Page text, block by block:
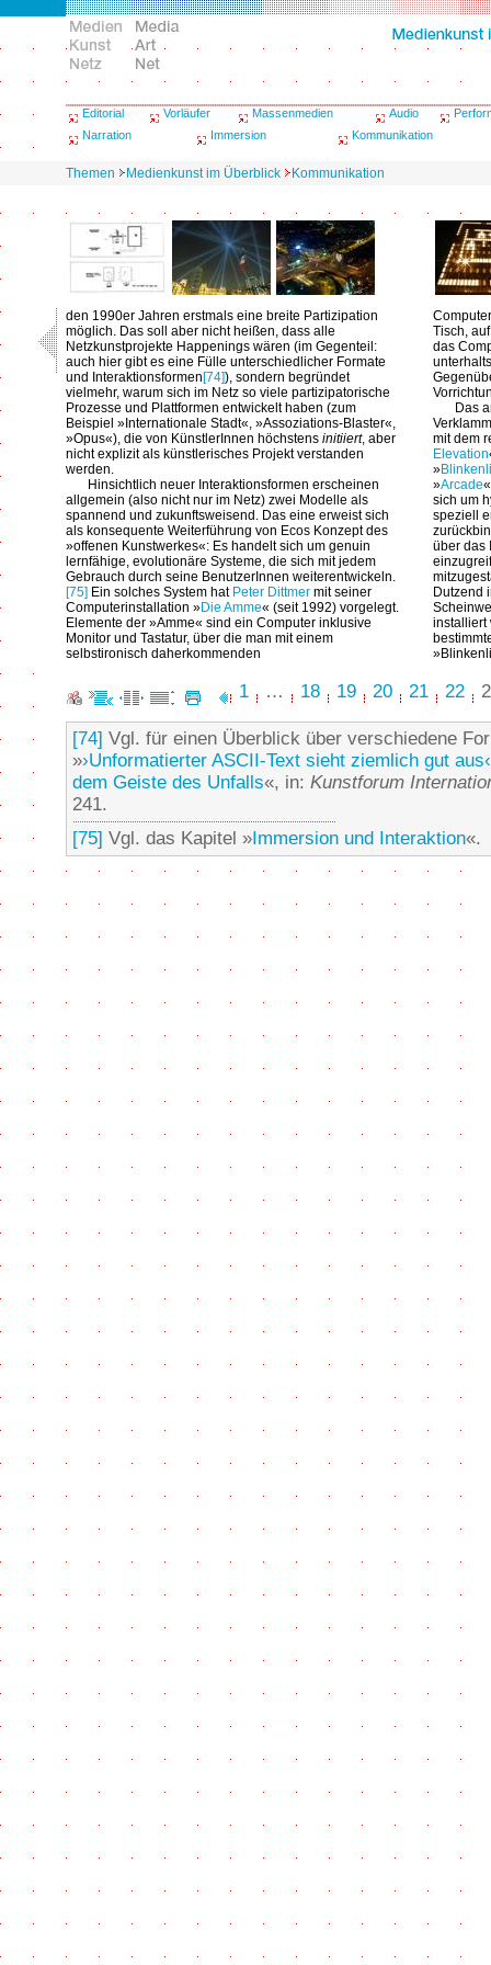
Editorial Vorläufer Massenmedien Audio
Narration
Immersion Kommunikation
Themen Medienkunst im Überblick Kommunikation
den 1990er Jahren erstmals eine breite Partizipation
möglich. Das soll aber nicht heißen, dass alle
Netzkunstprojekte Happenings wären (im Gegenteil:
auch hier gibt es eine Fülle unterschiedlicher Formate
und Interaktionsformen[74]), sondern begründet
vielmehr, warum sich im Netz so viele partizipatorische
Prozesse und Plattformen entwickelt haben (zum
Beispiel »Internationale Stadt«, »Assoziations-Blaster«,
»Opus«), die von KünstlerInnen höchstens initiiert, aber
nicht explizit als künstlerisches Projekt verstanden
werden.
Hinsichtlich neuer Interaktionsformen erscheinen
allgemein (also nicht nur im Netz) zwei Modelle als
spannend und zukunftsweisend. Das eine erweist sich
als konsequente Weiterführung von Ecos Konzept des
»offenen Kunstwerkes«: Es handelt sich um genuin
lernfähige, evolutionäre Systeme, die sich mit jedem
Gebrauch durch seine BenutzerInnen weiterentwickeln.
[75] Ein solches System hat Peter Dittmer mit seiner
Computerinstallation »Die Amme« (seit 1992) vorgelegt.
Elemente der »Amme« sind ein Computer inklusive
Monitor und Tastatur, über die man mit einem
selbstironisch daherkommenden
Tisch,
das
Das
mit dem
Elevation
»
»Arcade
sich um
speziell
über das
Dutzend
installiert
1 … 18 19 20 21 22
[74] Vgl. für einen Überblick über verschiedene
»›Unformatierter ASCII-Text sieht ziemlich gut
dem Geiste des Unfalls«, in: Kunstforum
241.
[75] Vgl. das Kapitel »Immersion und Interaktion«.